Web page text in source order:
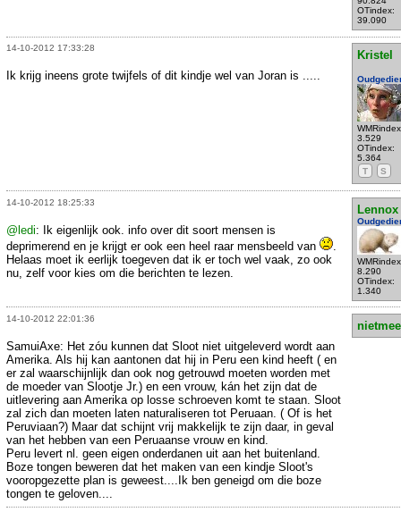
OTindex:
39.090
14-10-2012 17:33:28
Kristel
3.529
OTindex:
5.364
T
S
Ik krijg ineens grote twijfels of dit kindje wel van Joran is .....
14-10-2012 18:25:33
Lennox
8.290
OTindex:
1.340
@ledi: Ik eigenlijk ook. info over dit soort mensen is
deprimerend en je krijgt er ook een heel raar mensbeeld van
Helaas moet ik eerlijk toegeven dat ik er toch wel vaak, zo ook
nu, zelf voor kies om die berichten te lezen.
14-10-2012 22:01:36
SamuiAxe: Het zóu kunnen dat Sloot niet uitgeleverd wordt aan
Amerika. Als hij kan aantonen dat hij in Peru een kind heeft ( en
er zal waarschijnlijk dan ook nog getrouwd moeten worden met
de moeder van Slootje Jr.) en een vrouw, kán het zijn dat de
uitlevering aan Amerika op losse schroeven komt te staan. Sloot
zal zich dan moeten laten naturaliseren tot Peruaan. ( Of is het
Peruviaan?) Maar dat schijnt vrij makkelijk te zijn daar, in geval
van het hebben van een Peruaanse vrouw en kind.
Peru levert nl. geen eigen onderdanen uit aan het buitenland.
Boze tongen beweren dat het maken van een kindje Sloot's
vooropgezette plan is geweest....Ik ben geneigd om die boze
tongen te geloven....